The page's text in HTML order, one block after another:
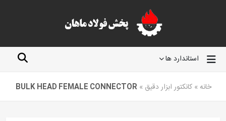
استاندارد ها
خانه » کانکتور ابزار دقیق »
BULK HEAD FEMALE CONNECTOR